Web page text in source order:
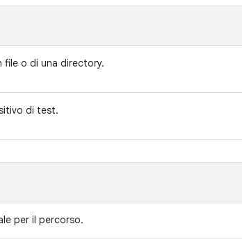
file o di una directory.
di test.
per il percorso.